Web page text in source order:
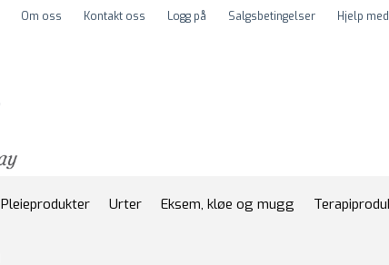
Om oss Kontakt oss Logg på Salgsbetingelser Hjelp
Pleieprodukter Urter Eksem, kløe og mugg